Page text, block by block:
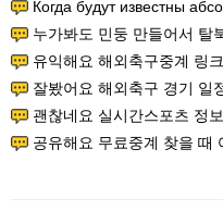
Когда будут известны
누가봐도 민둥 만들어서 탈북하는것들이나 뭔가 쳐들어오
유익해요 해외축구중계 링크 찾기 쉬워서 자주 와요.
잘봤어요 해외축구 경기 일정 한눈에 보기 좋아요
괜찮네요 실시간스포츠 정보 확인하기 좋아요. 그
공유해요 무료중계 찾을 때 여기가 제일 편해요. 그리